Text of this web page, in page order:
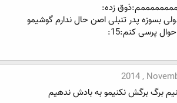
زده:
بسوزه پدر تنبلی اصن حال ندارم گوشیمو
پرسی کنم:15:
2014 ,
برگ برگش نکنیمو به بادش ندهیم